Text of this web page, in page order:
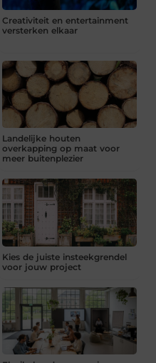
Creativiteit en entertainment
versterken elkaar
Landelijke houten
overkapping op maat voor
meer buitenplezier
Kies de juiste insteekgrendel
voor jouw project